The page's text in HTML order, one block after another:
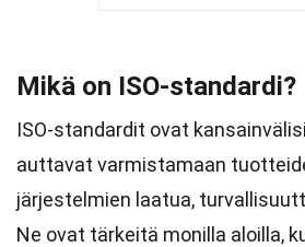
Mikä on ISO-standardi?
ISO-standardit ovat
auttavat varmistamaan
järjestelmien laatua,
Ne ovat tärkeitä monilla aloilla,